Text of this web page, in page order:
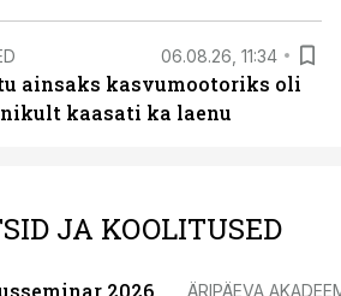
06.08.26, 11:34
ainsaks kasvumootoriks oli
kaasati ka laenu
JA KOOLITUSED
2026 ÄRIPÄEVA